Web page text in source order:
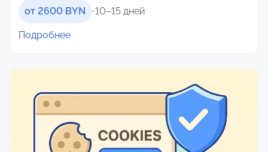
от 2600 BYN •10–15 дней
Подробнее